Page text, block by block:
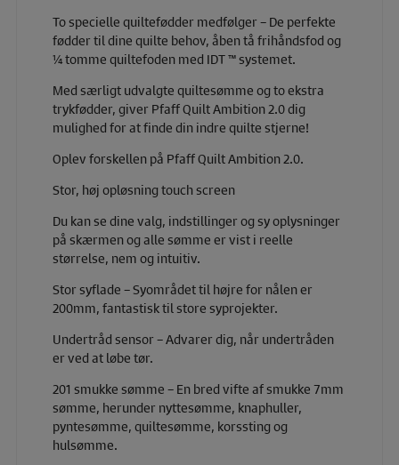
To specielle quiltefødder medfølger – De perfekte
fødder til dine quilte behov, åben tå frihåndsfod og
¼ tomme quiltefoden med IDT ™ systemet.
Med særligt udvalgte quiltesømme og to ekstra
trykfødder, giver Pfaff Quilt Ambition 2.0 dig
mulighed for at finde din indre quilte stjerne!
Oplev forskellen på Pfaff Quilt Ambition 2.0.
Stor, høj opløsning touch screen
Du kan se dine valg, indstillinger og sy oplysninger
på skærmen og alle sømme er vist i reelle
størrelse, nem og intuitiv.
Stor syflade – Syområdet til højre for nålen er
200mm, fantastisk til store syprojekter.
Undertråd sensor – Advarer dig, når undertråden
er ved at løbe tør.
201 smukke sømme – En bred vifte af smukke 7mm
sømme, herunder nyttesømme, knaphuller,
pyntesømme, quiltesømme, korssting og
hulsømme.